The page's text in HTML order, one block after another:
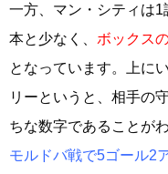
一方、マン・シティは
本と少なく、 ボックス
となっています。上に
リーというと、相手の
ちな数字であることが
モルドバ戦で5ゴール2